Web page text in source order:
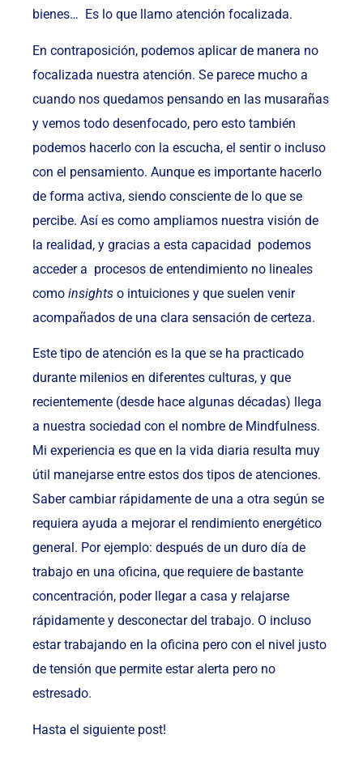
bienes… Es lo que llamo atención focalizada.
En contraposición, podemos aplicar de manera no
focalizada nuestra atención. Se parece mucho a
cuando nos quedamos pensando en las musarañas
y vemos todo desenfocado, pero esto también
podemos hacerlo con la escucha, el sentir o incluso
con el pensamiento. Aunque es importante hacerlo
de forma activa, siendo consciente de lo que se
percibe. Así es como ampliamos nuestra visión de
la realidad, y gracias a esta capacidad podemos
acceder a procesos de entendimiento no lineales
como insights o intuiciones y que suelen venir
acompañados de una clara sensación de certeza.
Este tipo de atención es la que se ha practicado
durante milenios en diferentes culturas, y que
recientemente (desde hace algunas décadas) llega
a nuestra sociedad con el nombre de Mindfulness.
Mi experiencia es que en la vida diaria resulta muy
útil manejarse entre estos dos tipos de atenciones.
Saber cambiar rápidamente de una a otra según se
requiera ayuda a mejorar el rendimiento energético
general. Por ejemplo: después de un duro día de
trabajo en una oficina, que requiere de bastante
concentración, poder llegar a casa y relajarse
rápidamente y desconectar del trabajo. O incluso
estar trabajando en la oficina pero con el nivel justo
de tensión que permite estar alerta pero no
estresado.
Hasta el siguiente post!